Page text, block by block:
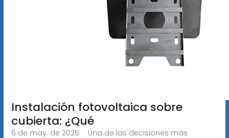
Instalación fotovoltaica sobre
cubierta: ¿Qué
6 de may. de 2025 · Una de las decisiones más